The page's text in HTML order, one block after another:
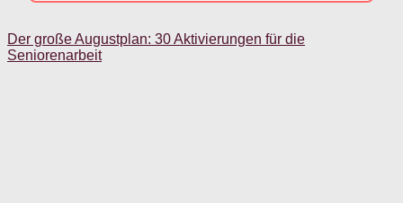
Der große Augustplan: 30 Aktivierungen für die
Seniorenarbeit